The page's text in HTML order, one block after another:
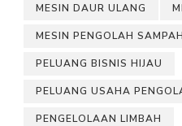
MESIN DAUR ULANG
MESIN PENGOLAH SAMPAH
PELUANG BISNIS HIJAU
PELUANG USAHA
PENGELOLAAN LIMBAH